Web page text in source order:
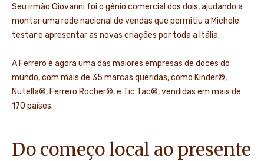
Seu irmão Giovanni foi o gênio comercial dos dois, ajudando a
montar uma rede nacional de vendas que permitiu a Michele
testar e apresentar as novas criações por toda a Itália.
A Ferrero é agora uma das maiores empresas de doces do
mundo, com mais de 35 marcas queridas, como Kinder®,
Nutella®, Ferrero Rocher®, e Tic Tac®, vendidas em mais de
170 países.
Do começo local ao presente